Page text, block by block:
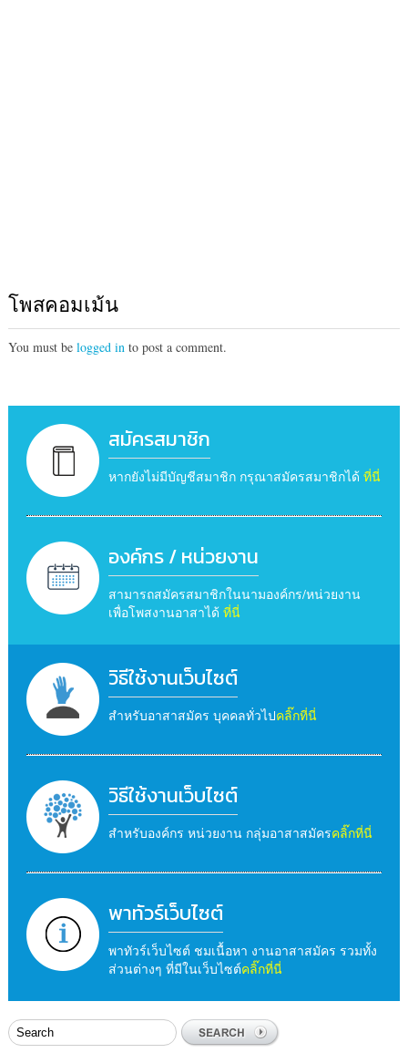
โพสคอมเม้น
You must be logged into post a comment.
สมัครสมาชิก
หากยังไม่มีบัญชีสมาชิก กรุณาสมัครสมาชิกได้ ที่นี่
องค์กร / หน่วยงาน
สามารถสมัครสมาชิกในนามองค์กร/หน่วยงาน
เพื่อโพสงานอาสาได้ ที่นี่
วิธีใช้งานเว็บไซต์
สำหรับอาสาสมัคร บุคคลทั่วไปคลิ๊กที่นี่
วิธีใช้งานเว็บไซต์
สำหรับองค์กร หน่วยงาน กลุ่มอาสาสมัครคลิ๊กที่นี่
พาทัวร์เว็บไซต์
พาทัวร์เว็บไซต์ ชมเนื้อหา งานอาสาสมัคร รวมทั้ง
ส่วนต่างๆ ที่มีในเว็บไซต์คลิ๊กที่นี่